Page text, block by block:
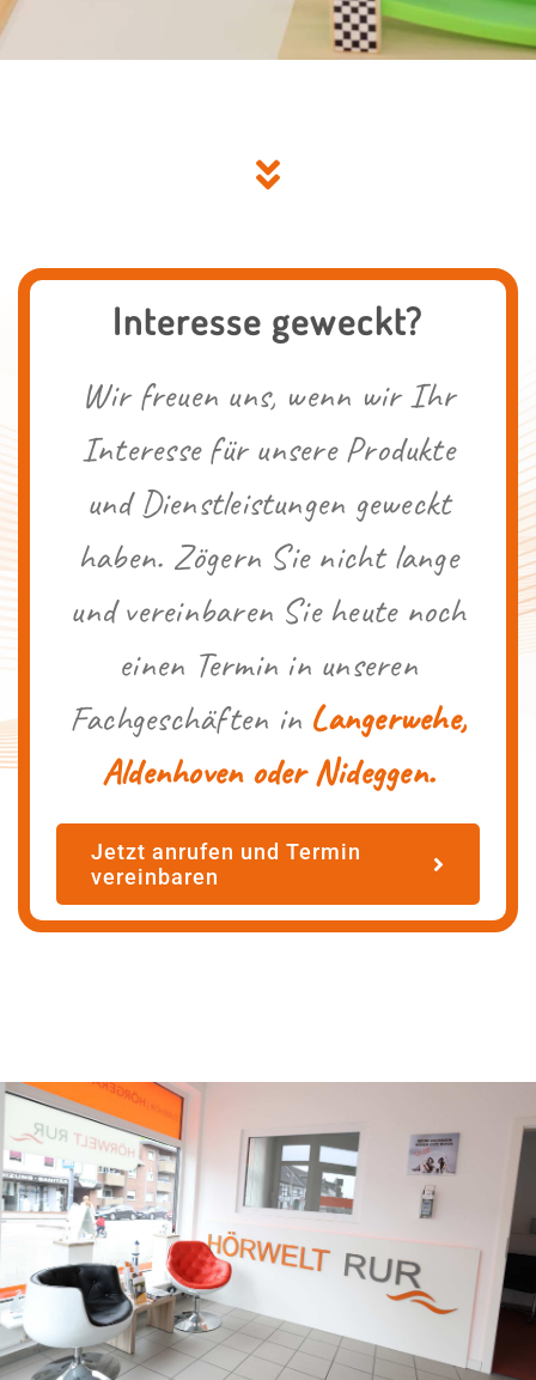
Interesse geweckt?
Wir freuen uns, wenn wir Ihr
Interesse für unsere Produkte
und Dienstleistungen geweckt
haben. Zögern Sie nicht lange
und vereinbaren Sie heute noch
einen Termin in unseren
Fachgeschäften in Langerwehe,
Aldenhoven oder Nideggen.
Jetzt anrufen und Termin
vereinbaren